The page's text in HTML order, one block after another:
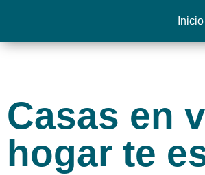
Inicio
Casas en
hogar te